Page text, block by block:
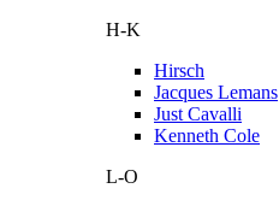
H-K
Hirsch
Jacques Lemans
Just Cavalli
Kenneth Cole
L-O